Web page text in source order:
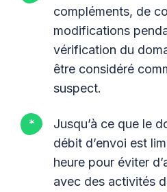
compléments, de
modifications
vérification du
être considéré
suspect.
Jusqu’à ce que le
débit d’envoi est
heure pour éviter
avec des activités